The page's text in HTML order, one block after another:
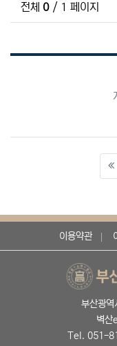
전체 0 / 1 페이지
이용약관
부산광역
벽산
Tel. 051-